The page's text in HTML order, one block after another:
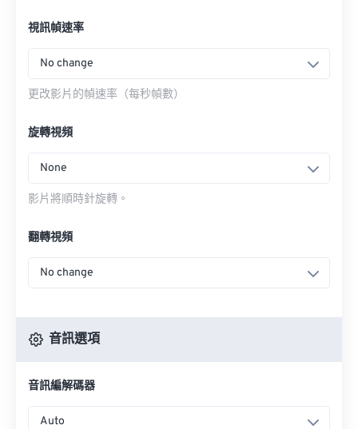
視訊幀速率
No change
更改影片的幀速率（每秒幀數）
旋轉視頻
None
影片將順時針旋轉。
翻轉視頻
No change
音訊選項
音訊編解碼器
Auto